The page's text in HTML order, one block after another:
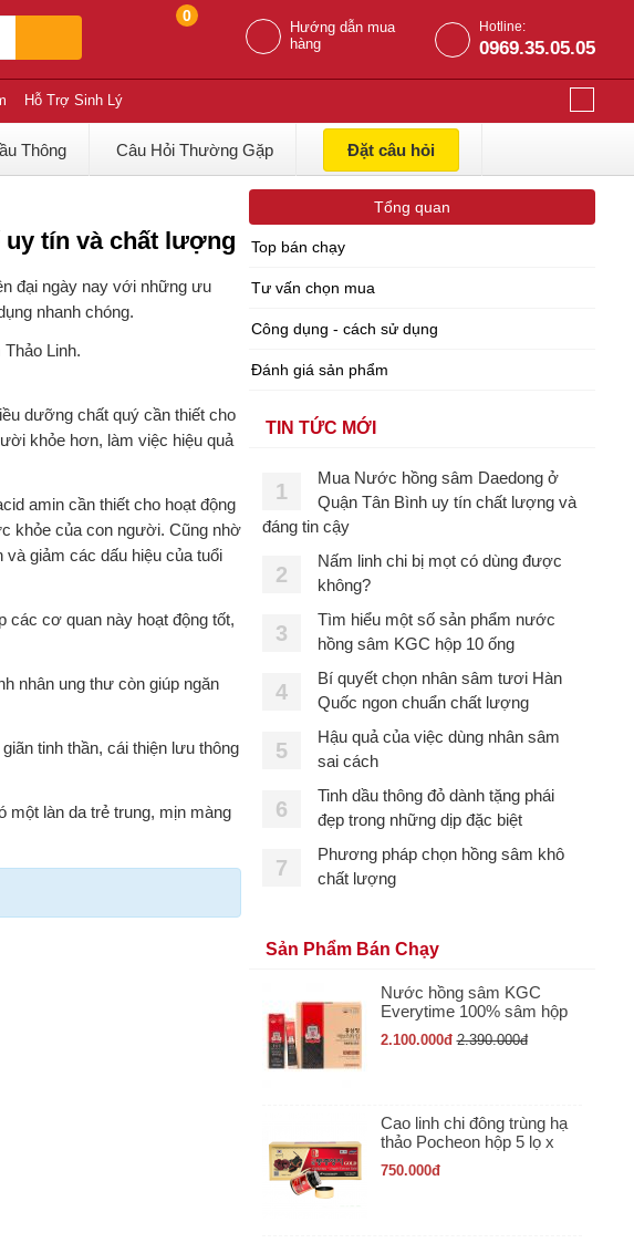
0
Hướng dẫn mua
hàng
Hotline:
0969.35.05.05
Hỗ Trợ Sinh Lý
Thông Câu Hỏi Thường Gặp Đặt câu hỏi
uy tín và chất lượng
đại ngày nay với những ưu
nhanh chóng.
Linh.
dưỡng chất quý cần thiết cho
khỏe hơn, làm việc hiệu quả
amin cần thiết cho hoạt động
khỏe của con người. Cũng nhờ
giảm các dấu hiệu của tuổi
các cơ quan này hoạt động tốt,
nhân ung thư còn giúp ngăn
tinh thần, cái thiện lưu thông
một làn da trẻ trung, mịn màng
Tổng quan
Top bán chạy
Tư vấn chọn mua
Công dụng - cách sử dụng
Đánh giá sản phẩm
TIN TỨC MỚI
1
Mua Nước hồng sâm Daedong ở
Quận Tân Bình uy tín chất lượng và
đáng tin cậy
2
Nấm linh chi bị mọt có dùng được
không?
3
Tìm hiểu một số sản phẩm nước
hồng sâm KGC hộp 10 ống
4
Bí quyết chọn nhân sâm tươi Hàn
Quốc ngon chuẩn chất lượng
5
Hậu quả của việc dùng nhân sâm
sai cách
6
Tinh dầu thông đỏ dành tặng phái
đẹp trong những dịp đặc biệt
7
Phương pháp chọn hồng sâm khô
chất lượng
Sản Phẩm Bán Chạy
Nước hồng sâm KGC
Everytime 100% sâm hộp
30 gói x 10ml
2.100.000đ 2.390.000đ
Cao linh chi đông trùng hạ
thảo Pocheon hộp 5 lọ x
50gr
750.000đ